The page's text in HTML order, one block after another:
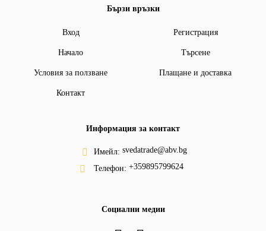
Бързи връзки
Вход Регистрация
Начало Търсене
Условия за ползване Плащане и доставка
Контакт
Информация за контакт
Имейл: svedatrade@abv.bg
Телефон: +359895799624
Социални медии